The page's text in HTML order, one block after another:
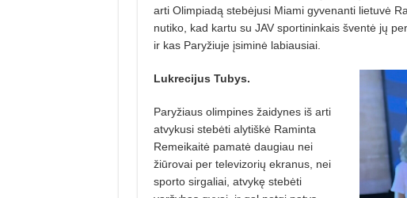
arti Olimpiadą stebėjusi Miami gyvenanti lietuvė
nutiko, kad kartu su JAV sportininkais šventė jų
ir kas Paryžiuje įsiminė labiausiai.
Lukrecijus Tubys.
Paryžiaus olimpines žaidynes iš arti
atvykusi stebėti alytiškė Raminta
Remeikaitė pamatė daugiau nei
žiūrovai per televizorių ekranus, nei
sporto sirgaliai, atvykę stebėti